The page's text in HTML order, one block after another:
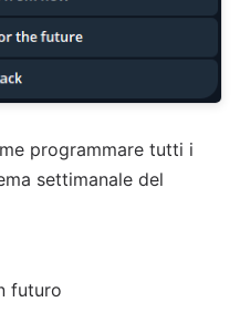
programmare tutti i
settimanale del
futuro